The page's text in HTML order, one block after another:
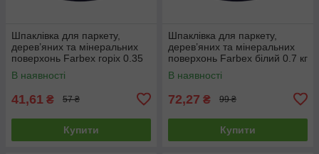
Шпаклівка для паркету,
дерев’яних та мінеральних
поверхонь Farbex горіх 0.35
кг
В наявності
41,61 ₴ 57 ₴
Купити
Шпаклівка для паркету,
дерев’яних та мінеральних
поверхонь Farbex білий 0.7 кг
В наявності
72,27 ₴ 99 ₴
Купити